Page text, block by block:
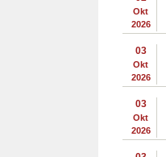
Okt
2026
03
Okt
2026
03
Okt
2026